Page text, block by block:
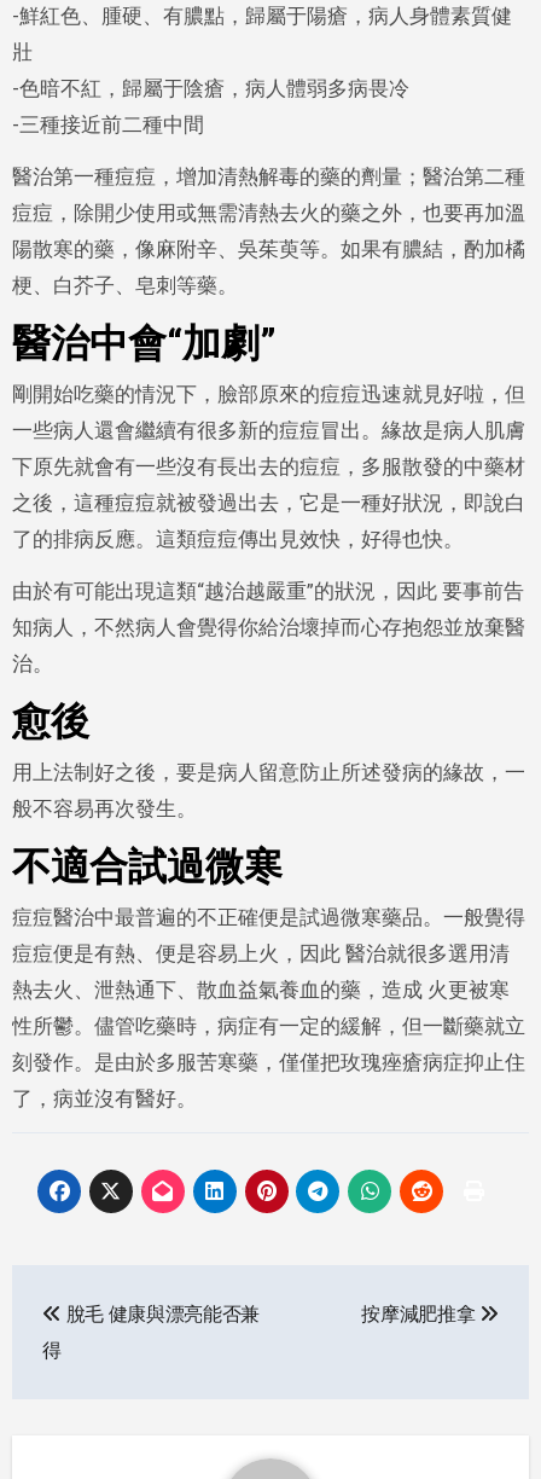
-鮮紅色、腫硬、有膿點，歸屬于陽瘡，病人身體素質健
壯
-色暗不紅，歸屬于陰瘡，病人體弱多病畏冷
-三種接近前二種中間
醫治第一種痘痘，增加清熱解毒的藥的劑量；醫治第二種
痘痘，除開少使用或無需清熱去火的藥之外，也要再加溫
陽散寒的藥，像麻附辛、吳茱萸等。如果有膿結，酌加橘
梗、白芥子、皂刺等藥。
醫治中會“加劇”
剛開始吃藥的情況下，臉部原來的痘痘迅速就見好啦，但
一些病人還會繼續有很多新的痘痘冒出。緣故是病人肌膚
下原先就會有一些沒有長出去的痘痘，多服散發的中藥材
之後，這種痘痘就被發過出去，它是一種好狀況，即說白
了的排病反應。這類痘痘傳出見效快，好得也快。
由於有可能出現這類“越治越嚴重”的狀況，因此 要事前告
知病人，不然病人會覺得你給治壞掉而心存抱怨並放棄醫
治。
愈後
用上法制好之後，要是病人留意防止所述發病的緣故，一
般不容易再次發生。
不適合試過微寒
痘痘醫治中最普遍的不正確便是試過微寒藥品。一般覺得
痘痘便是有熱、便是容易上火，因此 醫治就很多選用清
熱去火、泄熱通下、散血益氣養血的藥，造成 火更被寒
性所鬱。儘管吃藥時，病症有一定的緩解，但一斷藥就立
刻發作。是由於多服苦寒藥，僅僅把玫瑰痤瘡病症抑止住
了，病並沒有醫好。
navigation
脫毛 健康與漂亮能否兼
得
按摩減肥推拿